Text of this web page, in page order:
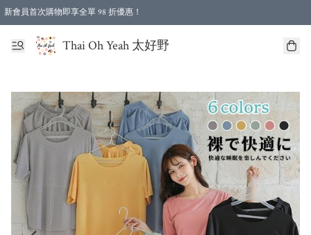
新會員首次購物即享全單 98 折優惠！
特選會員可享全單低至 96 折優惠！
Thai Oh Yeah 太好野